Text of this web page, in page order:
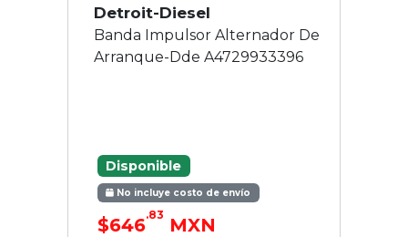
Detroit-Diesel
Banda Impulsor Alternador De
Arranque-Dde A4729933396
Disponible
No incluye costo de envío
$646.83 MXN